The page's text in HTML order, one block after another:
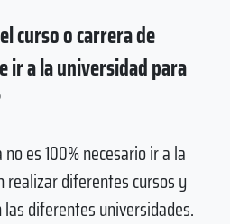
curso o carrera de
ir a la universidad para
es 100% necesario ir a la
realizar diferentes cursos y
diferentes universidades.